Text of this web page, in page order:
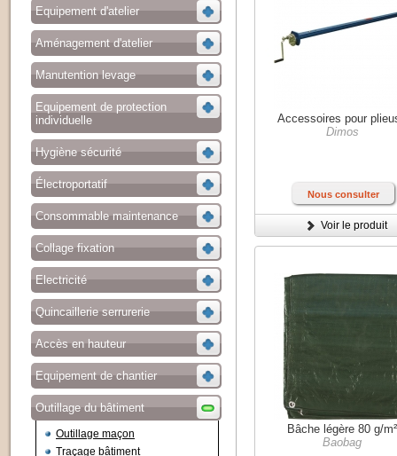
Equipement d'atelier
Aménagement d'atelier
Manutention levage
Equipement de protection
individuelle
Hygiène sécurité
Électroportatif
Consommable maintenance
Collage fixation
Electricité
Quincaillerie serrurerie
Accès en hauteur
Equipement de chantier
Outillage du bâtiment
Outillage maçon
Traçage bâtiment
Accessoires pour
Dimos
Nous consulter
Voir le produit
Bâche légère 80 g/m²
Baobag